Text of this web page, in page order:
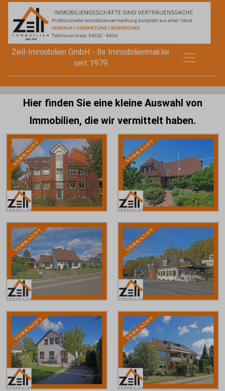
Zell-Immobilien GmbH - Ihr Immobilienmakler
seit 1979
Hier finden Sie eine kleine Auswahl von
Immobilien, die wir vermittelt haben.